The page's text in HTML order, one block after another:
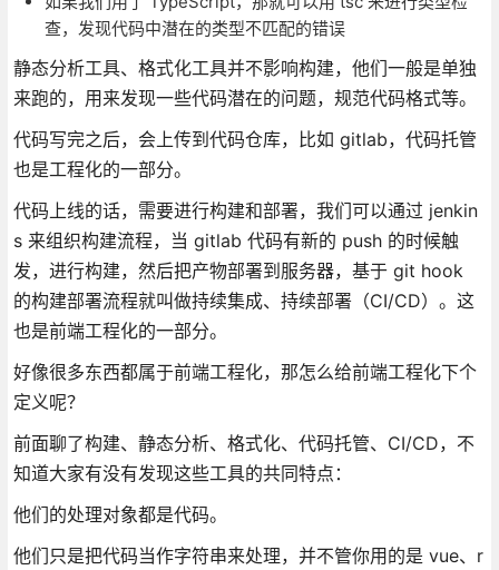
查，发现代码中潜在的类型不匹配的错误
静态分析工具、格式化工具并不影响构建，他们一般是单独
来跑的，用来发现一些代码潜在的问题，规范代码格式等。
代码写完之后，会上传到代码仓库，比如 gitlab，代码托管
也是工程化的一部分。
代码上线的话，需要进行构建和部署，我们可以通过 jenkin
s 来组织构建流程，当 gitlab 代码有新的 push 的时候触
发，进行构建，然后把产物部署到服务器，基于 git hook
的构建部署流程就叫做持续集成、持续部署（CI/CD）。这
也是前端工程化的一部分。
好像很多东西都属于前端工程化，那怎么给前端工程化下个
定义呢？
前面聊了构建、静态分析、格式化、代码托管、CI/CD，不
知道大家有没有发现这些工具的共同特点：
他们的处理对象都是代码。
他们只是把代码当作字符串来处理，并不管你用的是 vue、r